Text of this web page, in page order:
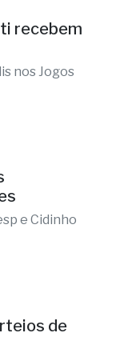
regional e
nos Jogos
e Cidinho